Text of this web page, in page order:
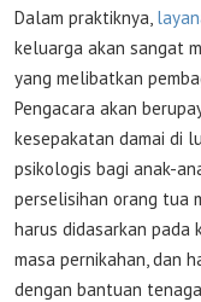
Dalam praktiknya,
keluarga akan sangat
yang melibatkan
Pengacara akan
kesepakatan damai di
psikologis bagi anak-
perselisihan orang tua
harus didasarkan pada
masa pernikahan, dan
dengan bantuan